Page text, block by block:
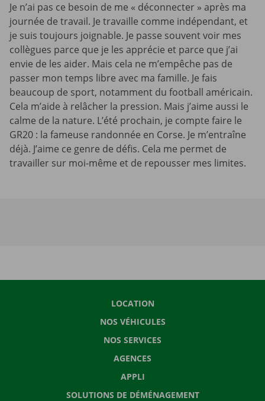
Je n’ai pas ce besoin de me « déconnecter » après ma
journée de travail. Je travaille comme indépendant, et
je suis toujours joignable. Je passe souvent voir mes
collègues parce que je les apprécie et parce que j’ai
envie de les aider. Mais cela ne m’empêche pas de
passer mon temps libre avec ma famille. Je fais
beaucoup de sport, notamment du football américain.
Cela m’aide à relâcher la pression. Mais j’aime aussi le
calme de la nature. L’été prochain, je compte faire le
GR20 : la fameuse randonnée en Corse. Je m’entraîne
déjà. J’aime ce genre de défis. Cela me permet de
travailler sur moi-même et de repousser mes limites.
LOCATION
NOS VÉHICULES
NOS SERVICES
AGENCES
APPLI
SOLUTIONS DE DÉMÉNAGEMENT